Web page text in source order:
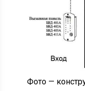
Фото —